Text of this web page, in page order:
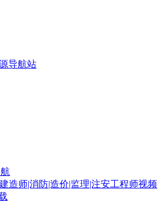
导航站
造师|消防|造价|监理|注安工程师视频